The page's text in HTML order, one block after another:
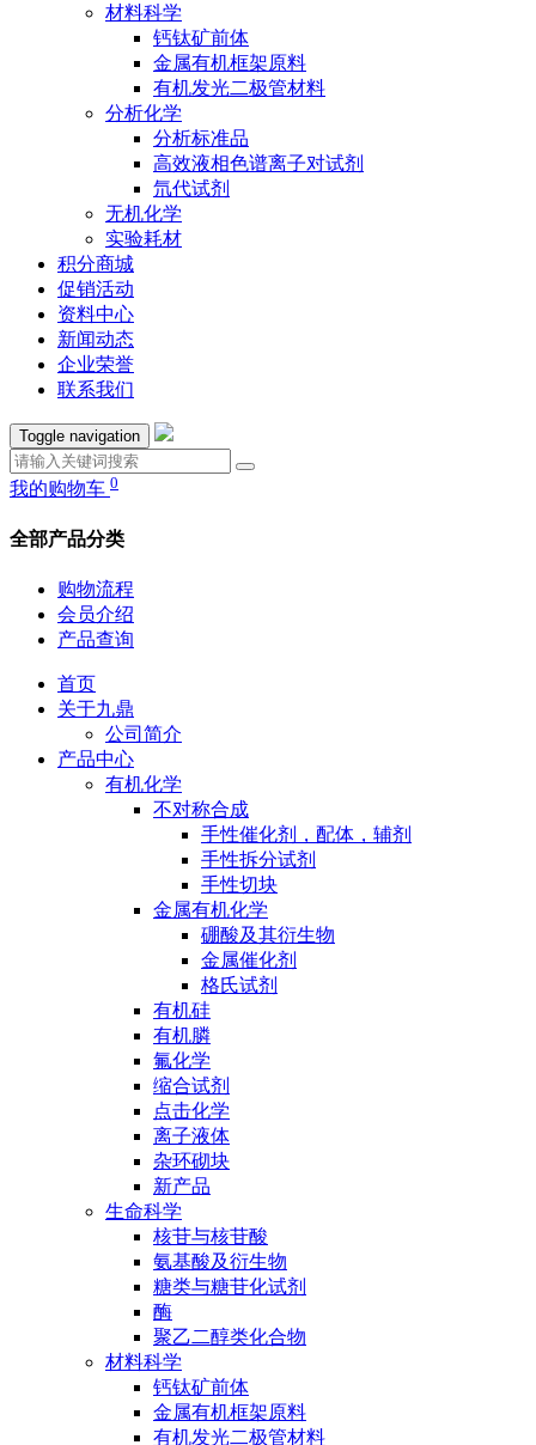
材料科学
钙钛矿前体
金属有机框架原料
有机发光二极管材料
分析化学
分析标准品
高效液相色谱离子对试剂
氘代试剂
无机化学
实验耗材
积分商城
促销活动
资料中心
新闻动态
企业荣誉
联系我们
Toggle navigation
我的购物车 0
全部产品分类
购物流程
会员介绍
产品查询
首页
关于九鼎
公司简介
产品中心
有机化学
不对称合成
手性催化剂，配体，辅剂
手性拆分试剂
手性切块
金属有机化学
硼酸及其衍生物
金属催化剂
格氏试剂
有机硅
有机膦
氟化学
缩合试剂
点击化学
离子液体
杂环砌块
新产品
生命科学
核苷与核苷酸
氨基酸及衍生物
糖类与糖苷化试剂
酶
聚乙二醇类化合物
材料科学
钙钛矿前体
金属有机框架原料
有机发光二极管材料